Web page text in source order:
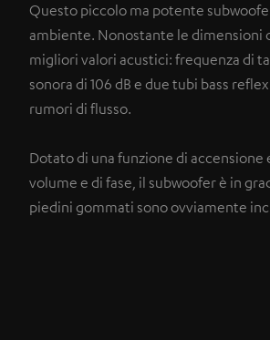
Questo piccolo ma potente
ambiente. Nonostante le dimensioni
migliori valori acustici: frequenza di
sonora di 106 dB e due tubi bass
rumori di flusso.
Dotato di una funzione di
volume e di fase, il subwoofer è in
piedini gommati sono ovviamente